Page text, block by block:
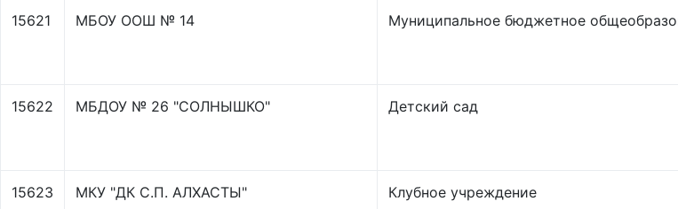
15621 МБОУ ООШ № 14 Муниципальное бюджетное
15622 МБДОУ № 26 "СОЛНЫШКО" Детский сад
15623 МКУ "ДК С.П. АЛХАСТЫ" Клубное учреждение